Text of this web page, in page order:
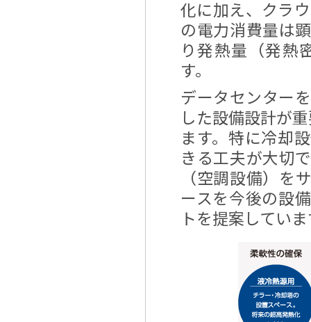
化に加え、クラ
の電力消費量は
り発熱量（発熱
す。
データセンター
した設備設計が
ます。特に冷却
きる工夫が大切
（空調設備）を
ースを今後の設
トを提案してい